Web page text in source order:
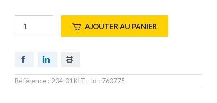
AJOUTER AU PANIER
Référence : 204-01KIT - Id : 760775